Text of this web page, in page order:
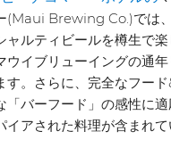
(Maui Brewing Co.)では
ャルティビールを樽生で
ウイブリューイングの通
す。さらに、完全なフー
「バーフード」の感性に
アされた料理が含まれて